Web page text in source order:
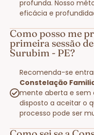
profunda. Nosso
eficácia e
Como posso me
primeira sessão
Surubim - PE?
Recomenda-se
Constelação
mente aberta e sem
disposto a aceitar o
processo pode ser